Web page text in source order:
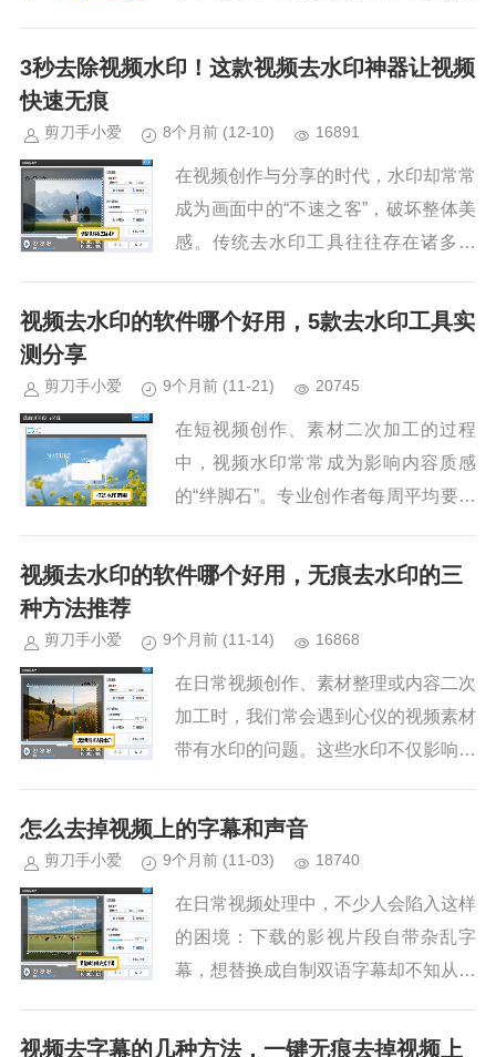
入口就要十分钟，处理内嵌字幕更是得
留...
3秒去除视频水印！这款视频去水印神器让视频
快速无痕
剪刀手小爱 8个月前 (12-10) 16891
在视频创作与分享的时代，水印却常常
成为画面中的“不速之客”，破坏整体美
感。传统去水印工具往往存在诸多问
剪辑软件，凭借独特优势成为去除水印
视频去水印的软件哪个好用，5款去水印工具实
测分享
剪刀手小爱 9个月前 (11-21) 20745
在短视频创作、素材二次加工的过程
中，视频水印常常成为影响内容质感
的“绊脚石”。专业创作者每周平均要花
能将这一时间缩短60%以上。为了帮大
视频去水印的软件哪个好用，无痕去水印的三
种方法推荐
剪刀手小爱 9个月前 (11-14) 16868
在日常视频创作、素材整理或内容二次
加工时，我们常会遇到心仪的视频素材
带有水印的问题。这些水印不仅影响视
选择一款好用的去水印软件并掌握科学
的去水印方法至关重要。本文将为...
怎么去掉视频上的字幕和声音
剪刀手小爱 9个月前 (11-03) 18740
在日常视频处理中，不少人会陷入这样
的困境：下载的影视片段自带杂乱字
幕，想替换成自制双语字幕却不知从何
需消音重配却找不到简单方法；剪辑的
视频去字幕的几种方法，一键无痕去掉视频上